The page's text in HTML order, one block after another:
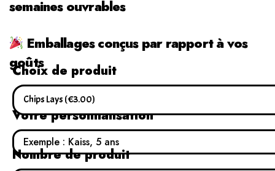
semaines ouvrables
Emballages conçus par rapport à vos
goûts
Choix de produit
Votre personnalisation
Nombre de produit